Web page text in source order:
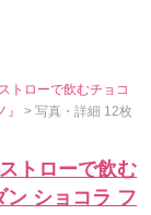
トローで飲むチョコ
』> 写真・詳細 12枚
トローで飲む
ン ショコラ フ